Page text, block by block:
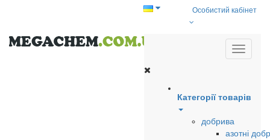
Особистий кабінет
Категорії товарів
добрива
азотні